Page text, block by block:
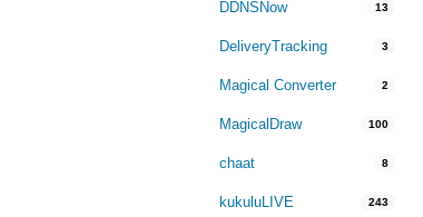
DDNSNow 13
DeliveryTracking 3
Magical Converter 2
MagicalDraw 100
chaat 8
kukuluLIVE 243